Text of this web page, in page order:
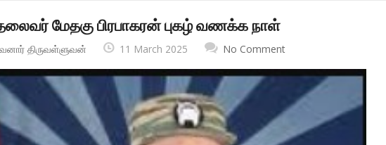
மேதகு பிரபாகரன் புகழ் வணக்க நாள்
திருவள்ளுவன் 11 March 2025 No Comment